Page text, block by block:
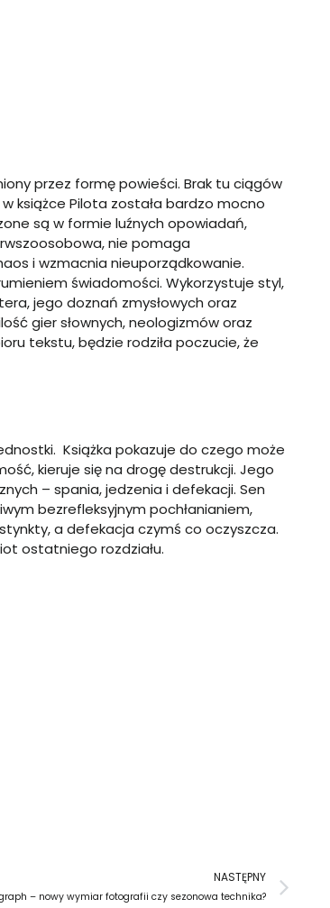
przez formę powieści. Brak tu ciągów
książce Pilota została bardzo mocno
są w formie luźnych opowiadań,
nie pomaga
i wzmacnia nieuporządkowanie.
świadomości. Wykorzystuje styl,
jego doznań zmysłowych oraz
gier słownych, neologizmów oraz
tekstu, będzie rodziła poczucie, że
Książka pokazuje do czego może
kieruje się na drogę destrukcji. Jego
– spania, jedzenia i defekacji. Sen
bezrefleksyjnym pochłanianiem,
a defekacja czymś co oczyszcza.
ostatniego rozdziału.
NASTĘPNY
– nowy wymiar fotografii czy sezonowa technika?